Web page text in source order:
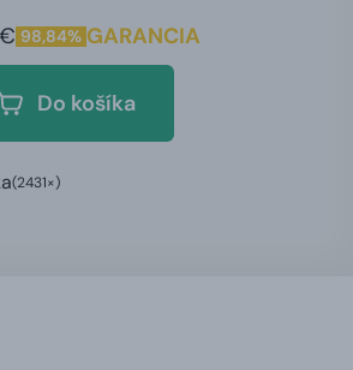
98,84% GARANCIA
Do košíka
(2431×)